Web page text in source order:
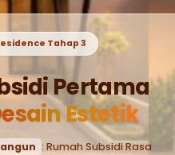
Tahap 3
Pertama
Estetik
: Rumah Subsidi Rasa